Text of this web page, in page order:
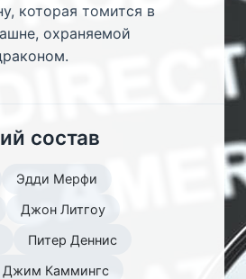
которая томится в
охраняемой
состав
Эдди Мерфи
Джон Литгоу
Питер Деннис
Джим Каммингс